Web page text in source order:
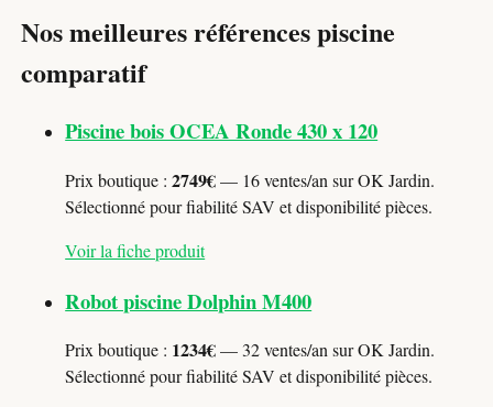
Nos meilleures références piscine
comparatif
Piscine bois OCEA Ronde 430 x 120
Prix boutique :2749€— 16 ventes/an sur OK Jardin.
Sélectionné pour fiabilité SAV et disponibilité pièces.
Voir la fiche produit
Robot piscine Dolphin M400
Prix boutique : 1234€— 32 ventes/an sur OK Jardin.
Sélectionné pour fiabilité SAV et disponibilité pièces.